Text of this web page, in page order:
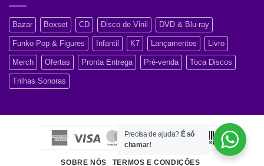
Bazar Boxset CD Disco de Vinil DVD & Blu-ray
Funko Pop & Figures Infantil K7 Lançamentos Livro
Merch Ofertas Pronta Entrega Pré-venda Toca Discos
Trilhas Sonoras
SOBRE NÓS TERMOS E CONDIÇÕES
Precisa de ajuda? É só
chamar!